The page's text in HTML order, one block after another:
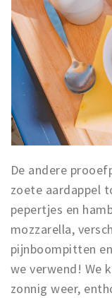
De andere
zoete aardappel
pepertjes en
mozzarella,
pijnboompitten
we verwend! We
zonnig weer,